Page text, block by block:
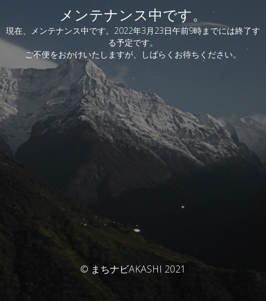
メンテナンス中です。
現在、メンテナンス中です。2022年3月23日午前9時までには終了す
る予定です。
ご不便をおかけいたしますが、しばらくお待ちください。
© まちナビAKASHI 2021